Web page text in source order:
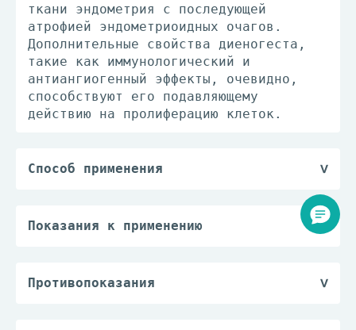
ткани эндометрия с последующей
атрофией эндометриоидных очагов.
Дополнительные свойства диеногеста,
такие как иммунологический и
антиангиогенный эффекты, очевидно,
способствуют его подавляющему
действию на пролиферацию клеток.
Способ применения
необходимо прекратить применение
цикла. Принимают по 1 таб./сут без
Показания к применению
Противопоказания